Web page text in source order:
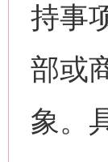
持事
部或
象。